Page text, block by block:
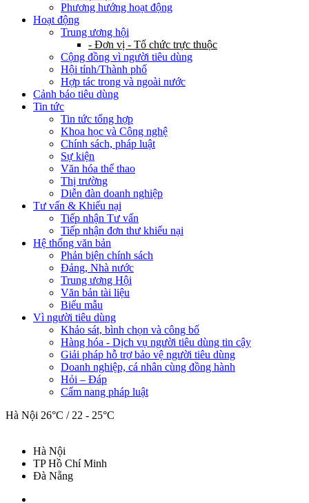
Phương hướng hoạt động
Hoạt động
Trung ương hội
- Đơn vị - Tổ chức trực thuộc
Cộng đồng vì người tiêu dùng
Hội tỉnh/Thành phố
Hợp tác trong và ngoài nước
Cảnh báo tiêu dùng
Tin tức
Tin tức tổng hợp
Khoa học và Công nghệ
Chính sách, pháp luật
Sự kiện
Văn hóa thể thao
Thị trường
Diễn đàn doanh nghiệp
Tư vấn & Khiếu nại
Tiếp nhận Tư vấn
Tiếp nhận đơn thư khiếu nại
Hệ thống văn bản
Phản biện chính sách
Đảng, Nhà nước
Trung ương Hội
Văn bản tài liệu
Biểu mẫu
Vì người tiêu dùng
Khảo sát, bình chọn và công bố
Hàng hóa - Dịch vụ người tiêu dùng tin cậy
Giải pháp hỗ trợ bảo vệ người tiêu dùng
Doanh nghiệp, cá nhân cùng đồng hành
Hỏi – Đáp
Cẩm nang pháp luật
Hà Nội 26°C / 22 - 25°C
Hà Nội
TP Hồ Chí Minh
Đà Nẵng